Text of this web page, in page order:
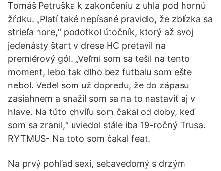
Tomáš Petruška k zakončeniu z uhla pod hornú
žŕdku. „Platí také nepísané pravidlo, že zblízka sa
strieľa hore,“ podotkol útočník, ktorý až svoj
jedenásty štart v drese HC pretavil na
premiérový gól. „Veľmi som sa tešil na tento
moment, lebo tak dlho bez futbalu som ešte
nebol. Vedel som už dopredu, že do zápasu
zasiahnem a snažil som sa na to nastaviť aj v
hlave. Na túto chvíľu som čakal od doby, keď
som sa zranil,“ uviedol stále iba 19-ročný Trusa.
RYTMUS- Na toto som čakal feat.
Na prvý pohľad sexi, sebavedomý s drzým